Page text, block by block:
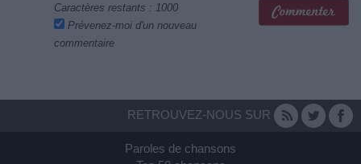
Caractères restants : 1000
Prévenez-moi d'un nouveau
commentaire
RETROUVEZ-NOUS SUR
Paroles de chansons